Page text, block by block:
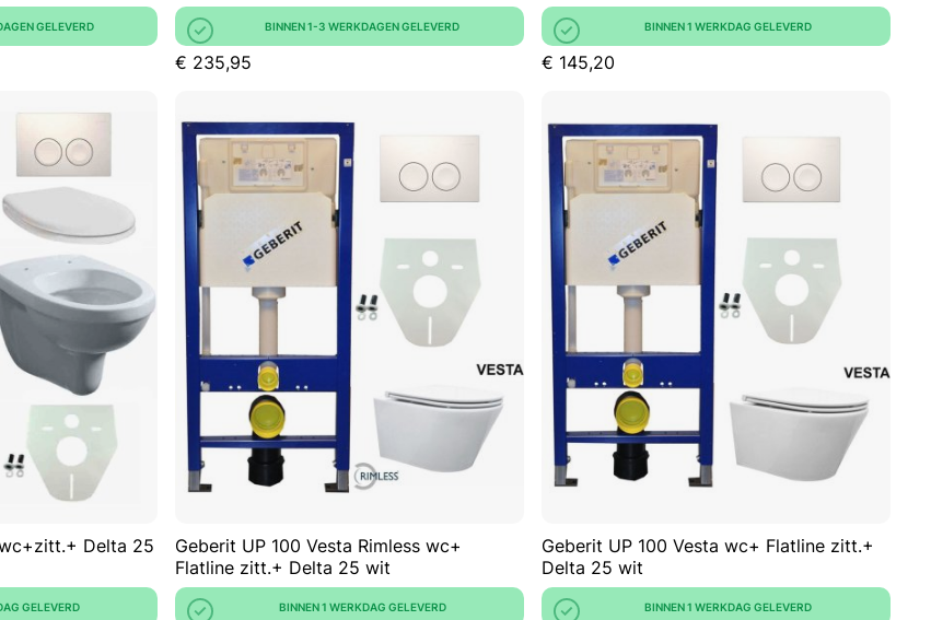
GELEVERD BINNEN 1-3 WERKDAGEN GELEVERD
€ 235,95
BINNEN 1 WERKDAG GELEVERD
€ 145,20
VOEG
TOE
AAN
VERLANGLIJST
TOEVOEGEN
OM
TE
VERGELIJKEN
Delta 25
GELEVERD
VOEG
TOE
VERLANGLIJST
TOEVOEGEN
VERGELIJKEN
Geberit UP 100 Vesta Rimless wc+
Flatline zitt.+ Delta 25 wit
BINNEN 1 WERKDAG GELEVERD
TOE
TOEVOEGEN
TE
VERGELIJKEN
Geberit UP 100 Vesta wc+ Flatline zitt.+
Delta 25 wit
BINNEN 1 WERKDAG GELEVERD